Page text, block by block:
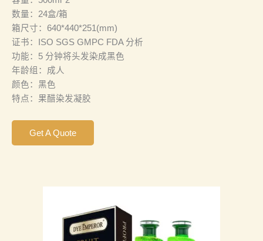
数量：24盒/箱
箱尺寸：640*440*251(mm)
证书：ISO SGS GMPC FDA 分析
功能：5 分钟将头发染成黑色
年龄组：成人
颜色：黑色
特点：果醋染发凝胶
Get A Quote